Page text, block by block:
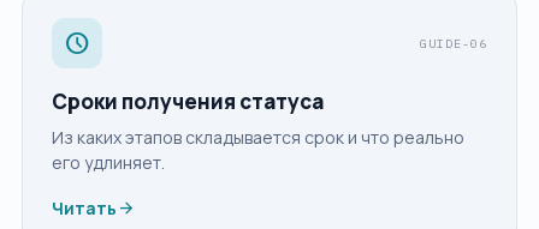
schedule GUIDE-06
Сроки получения статуса
Из каких этапов складывается срок и что реально
его удлиняет.
Читать arrow_forward